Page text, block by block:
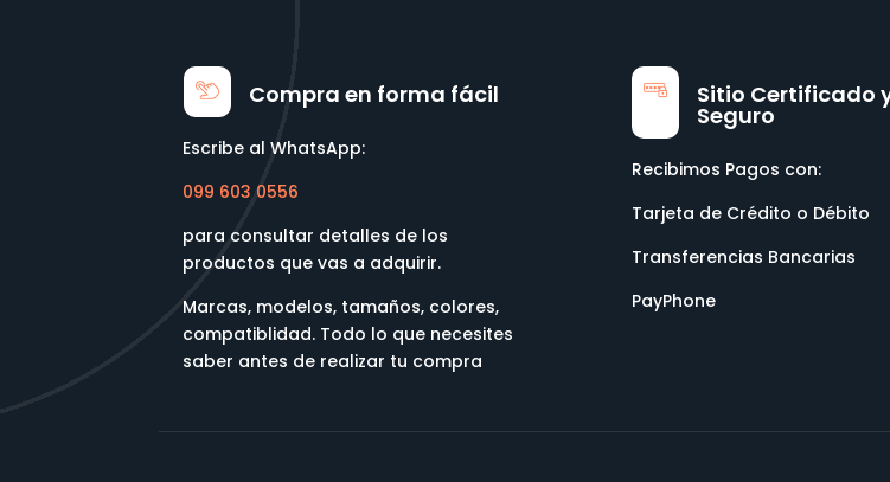
Compra en forma fácil
Escribe al WhatsApp:
099 603 0556
para consultar detalles de los
productos que vas a adquirir.
Marcas, modelos, tamaños, colores,
compatiblidad. Todo lo que necesites
saber antes de realizar tu compra
Sitio Certificado
Seguro
Recibimos Pagos con:
Tarjeta de Crédito o Débito
Transferencias Bancarias
PayPhone